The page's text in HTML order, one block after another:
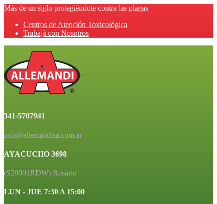
Más de un siglo protegiéndote contra las plagas
Centros de Atención Toxicológica
Trabajá con Nosotros
341-5707941
info@allemandisa.com.ar
AYACUCHO 3698
(S20001RDW) Rosario
LUN - JUE 7:30 A 15:00